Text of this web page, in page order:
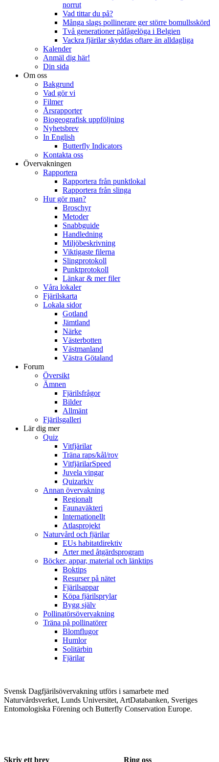
norrut
Vad tittar du på?
Många slags pollinerare ger större bomullsskörd
Två generationer påfågelöga i Belgien
Vackra fjärilar skyddas oftare än alldagliga
Kalender
Anmäl dig här!
Din sida
Om oss
Bakgrund
Vad gör vi
Filmer
Årsrapporter
Biogeografisk uppföljning
Nyhetsbrev
In English
Butterfly Indicators
Kontakta oss
Övervakningen
Rapportera
Rapportera från punktlokal
Rapportera från slinga
Hur gör man?
Broschyr
Metoder
Snabbguide
Handledning
Miljöbeskrivning
Viktigaste filerna
Slingprotokoll
Punktprotokoll
Länkar & mer filer
Våra lokaler
Fjärilskarta
Lokala sidor
Gotland
Jämtland
Närke
Västerbotten
Västmanland
Västra Götaland
Forum
Översikt
Ämnen
Fjärilsfrågor
Bilder
Allmänt
Fjärilsgalleri
Lär dig mer
Quiz
Vitfjärilar
Träna raps/kål/rov
VitfjärilarSpeed
Juvela vingar
Quizarkiv
Annan övervakning
Regionalt
Faunaväkteri
Internationellt
Atlasprojekt
Naturvård och fjärilar
EUs habitatdirektiv
Arter med åtgärdsprogram
Böcker, appar, material och länktips
Boktips
Resurser på nätet
Fjärilsappar
Köpa fjärilsprylar
Bygg själv
Pollinatörsövervakning
Träna på pollinatörer
Blomflugor
Humlor
Solitärbin
Fjärilar
Svensk Dagfjärilsövervakning utförs i samarbete med
Naturvårdsverket, Lunds Universitet, ArtDatabanken, Sveriges
Entomologiska Förening och Butterfly Conservation Europe.
Skriv ett brev Ring oss